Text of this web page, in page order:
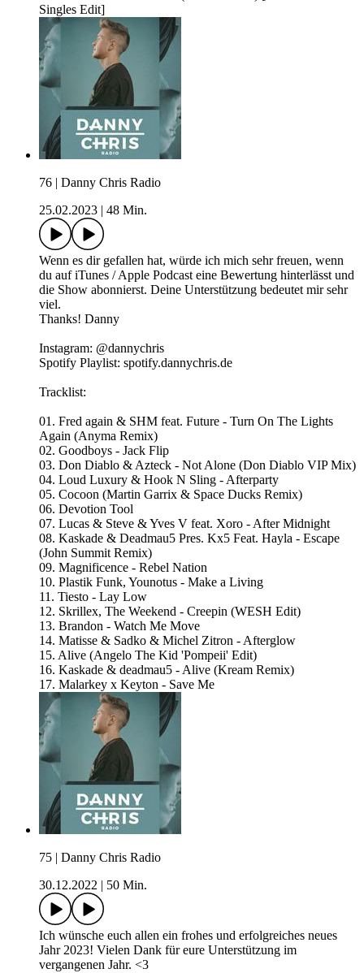
Singles Edit]
76 | Danny Chris Radio
25.02.2023
48 Min.
Wenn es dir gefallen hat, würde ich mich sehr freuen, wenn
du auf iTunes / Apple Podcast eine Bewertung hinterlässt und
die Show abonnierst. Deine Unterstützung bedeutet mir sehr
viel.
Thanks! Danny
Instagram: @dannychris
Spotify Playlist: spotify.dannychris.de
Tracklist:
01. Fred again & SHM feat. Future - Turn On The Lights
Again (Anyma Remix)
02. Goodboys - Jack Flip
03. Don Diablo & Azteck - Not Alone (Don Diablo VIP Mix)
04. Loud Luxury & Hook N Sling - Afterparty
05. Cocoon (Martin Garrix & Space Ducks Remix)
06. Devotion Tool
07. Lucas & Steve & Yves V feat. Xoro - After Midnight
08. Kaskade & Deadmau5 Pres. Kx5 Feat. Hayla - Escape
(John Summit Remix)
09. Magnificence - Rebel Nation
10. Plastik Funk, Younotus - Make a Living
11. Tiesto - Lay Low
12. Skrillex, The Weekend - Creepin (WESH Edit)
13. Brandon - Watch Me Move
14. Matisse & Sadko & Michel Zitron - Afterglow
15. Alive (Angelo The Kid 'Pompeii' Edit)
16. Kaskade & deadmau5 - Alive (Kream Remix)
17. Malarkey x Keyton - Save Me
75 | Danny Chris Radio
30.12.2022
50 Min.
Ich wünsche euch allen ein frohes und erfolgreiches neues
Jahr 2023! Vielen Dank für eure Unterstützung im
vergangenen Jahr. <3